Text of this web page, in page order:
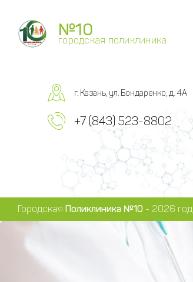
№10
городская поликлиника
г. Казань, ул. Бондаренко, д. 4А
+7 (843) 523-8802
Городская Поликлиника №10 - 2026 год